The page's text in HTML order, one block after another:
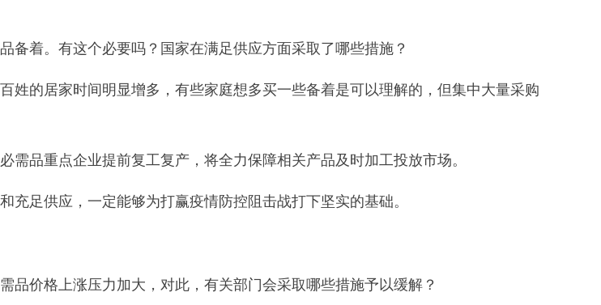
着。有这个必要吗？国家在满足供应方面采取了哪些措施？
的居家时间明显增多，有些家庭想多买一些备着是可以理解的，但集中大量采购
品重点企业提前复工复产，将全力保障相关产品及时加工投放市场。
足供应，一定能够为打赢疫情防控阻击战打下坚实的基础。
价格上涨压力加大，对此，有关部门会采取哪些措施予以缓解？